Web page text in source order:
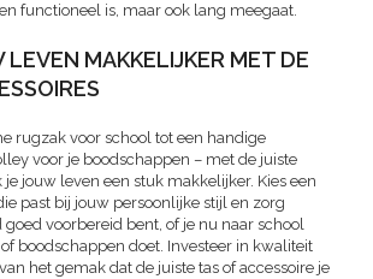
functioneel is, maar ook lang meegaat.
LEVEN MAKKELIJKER MET DE
rugzak voor school tot een handige
voor je boodschappen – met de juiste
je jouw leven een stuk makkelijker. Kies een
past bij jouw persoonlijke stijl en zorg
goed voorbereid bent, of je nu naar school
boodschappen doet. Investeer in kwaliteit
het gemak dat de juiste tas of accessoire je